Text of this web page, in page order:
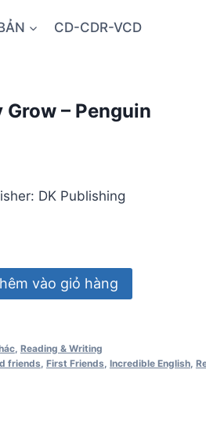
CD-CDR-VCD
Grow – Penguin
DK Publishing
vào giỏ hàng
, Reading & Writing
friends First Friends Incredible English,